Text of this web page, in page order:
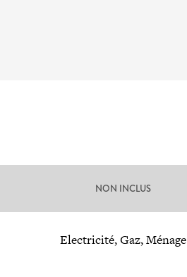
NON INCLUS
Electricité, Gaz, Ménage